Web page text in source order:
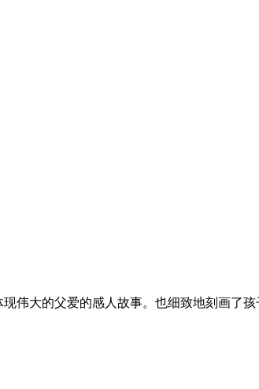
伟大的父爱的感人故事。也细致地刻画了孩